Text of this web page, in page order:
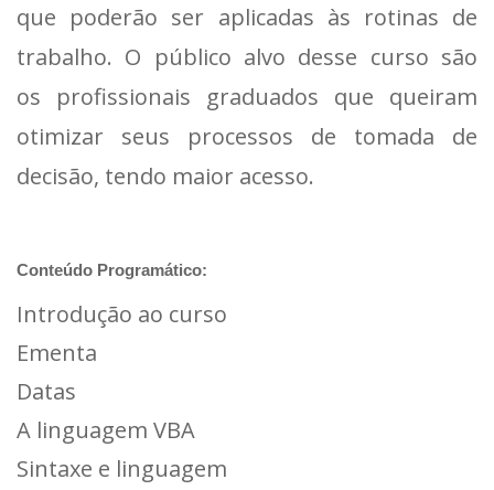
que poderão ser aplicadas às rotinas de
trabalho. O público alvo desse curso são
os profissionais graduados que queiram
otimizar seus processos de tomada de
decisão, tendo maior acesso.
Conteúdo Programático:
Introdução ao curso
Ementa
Datas
A linguagem VBA
Sintaxe e linguagem